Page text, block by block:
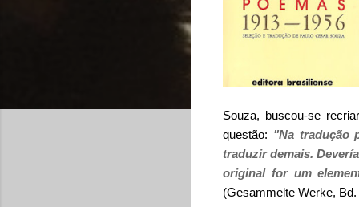
Souza, buscou-se
questão: "Na tradução
traduzir demais.
original for um
(Gesammelte Werke,